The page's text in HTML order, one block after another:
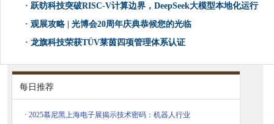
· 跃昉科技突破RISC-V计算边界，DeepSeek大模型本地化运行
· 观展攻略 | 光博会20周年庆典恭候您的光临
· 龙旗科技荣获TÜV莱茵四项管理体系认证
每日推荐
· ​2025慕尼黑上海电子展揭示技术密码：机器人行业